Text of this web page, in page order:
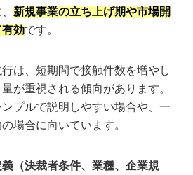
用する2つのデメリット
に炎上するリスクがある
の営業代行で成果が出た3つ
トルくんに切り替えてすぐ“商談7件・受
新規事業の立ち上げ期や市場開
効です。
は、短期間で接触件数を増やし
が重視される傾向があります。
プルで説明しやすい場合や、一
場合に向いています。
（決裁者条件、業種、企業規